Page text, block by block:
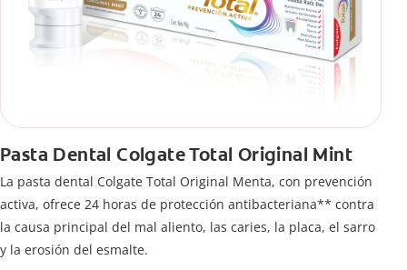
Pasta Dental Colgate Total Original Mint
La pasta dental Colgate Total Original Menta, con prevención
activa, ofrece 24 horas de protección antibacteriana** contra
la causa principal del mal aliento, las caries, la placa, el sarro
y la erosión del esmalte.